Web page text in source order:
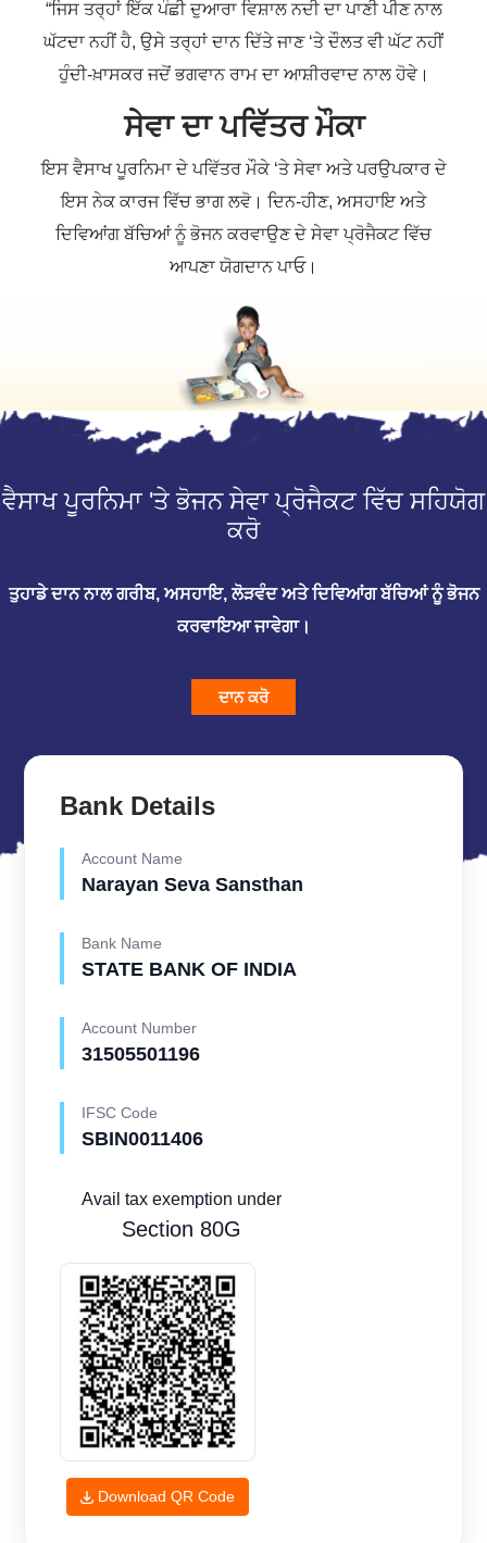
“ਜਿਸ ਤਰ੍ਹਾਂ ਇੱਕ ਪੰਛੀ ਦੁਆਰਾ ਵਿਸ਼ਾਲ ਨਦੀ ਦਾ ਪਾਣੀ ਪੀਣ ਨਾਲ
ਘੱਟਦਾ ਨਹੀਂ ਹੈ, ਉਸੇ ਤਰ੍ਹਾਂ ਦਾਨ ਦਿੱਤੇ ਜਾਣ ‘ਤੇ ਦੌਲਤ ਵੀ ਘੱਟ ਨਹੀਂ
ਹੁੰਦੀ-ਖ਼ਾਸਕਰ ਜਦੋਂ ਭਗਵਾਨ ਰਾਮ ਦਾ ਆਸ਼ੀਰਵਾਦ ਨਾਲ ਹੋਵੇ।
ਸੇਵਾ ਦਾ ਪਵਿੱਤਰ ਮੌਕਾ
ਇਸ ਵੈਸਾਖ ਪੂਰਨਿਮਾ ਦੇ ਪਵਿੱਤਰ ਮੌਕੇ ‘ਤੇ ਸੇਵਾ ਅਤੇ ਪਰਉਪਕਾਰ ਦੇ
ਇਸਨੇਕ ਕਾਰਜਵਿੱਚ ਭਾਗ ਲਵੋ। ਦਿਨ-ਹੀਣ, ਅਸਹਾਇ ਅਤੇ
ਦਿਵਿਆਂਗ ਬੱਚਿਆਂ ਨੂੰ ਭੋਜਨ ਕਰਵਾਉਣ ਦੇ ਸੇਵਾ ਪ੍ਰੋਜੈਕਟ ਵਿੱਚ
ਆਪਣਾ ਯੋਗਦਾਨ ਪਾਓ।
ਵੈਸਾਖ ਪੂਰਨਿਮਾ 'ਤੇ ਭੋਜਨ ਸੇਵਾ ਪ੍ਰੋਜੈਕਟ ਵਿੱਚ ਸਹਿਯੋਗ
ਕਰੋ
ਤੁਹਾਡੇ ਦਾਨ ਨਾਲ ਗਰੀਬ, ਅਸਹਾਇ, ਲੋੜਵੰਦ ਅਤੇ ਦਿਵਿਆਂਗ ਬੱਚਿਆਂ ਨੂੰ ਭੋਜਨ
ਕਰਵਾਇਆ ਜਾਵੇਗਾ।
ਦਾਨ ਕਰੋ
Bank Details
Account Name
Narayan Seva Sansthan
Bank Name
STATE BANK OF INDIA
Account Number
31505501196
IFSC Code
SBIN0011406
Avail tax exemption under
Section 80G
Download QR Code